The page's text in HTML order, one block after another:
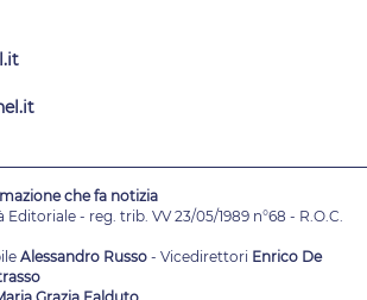
che fa notizia
- reg. trib. VV 23/05/1989 n°68 - R.O.C.
Alessandro Russo - Vicedirettori Enrico De